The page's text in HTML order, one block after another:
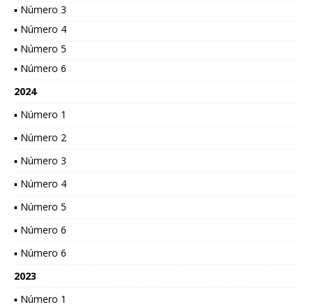
▪ Número 3
▪ Número 4
▪ Número 5
▪ Número 6
2024
▪ Número 1
▪ Número 2
▪ Número 3
▪ Número 4
▪ Número 5
▪ Número 6
▪ Número 6
2023
▪ Número 1